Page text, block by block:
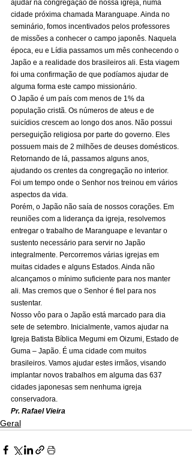
ajudar na congregação de nossa igreja, numa
cidade próxima chamada Maranguape. Ainda no
seminário, fomos incentivados pelos professores
de missões a conhecer o campo japonês. Naquela
época, eu e Lídia passamos um mês conhecendo o
Japão e a realidade dos brasileiros ali. Esta viagem
foi uma confirmação de que podíamos ajudar de
alguma forma este campo missionário.
O Japão é um país com menos de 1% da
população cristã. Os números de ateus e de
suicídios crescem ao longo dos anos. Não possui
perseguição religiosa por parte do governo. Eles
possuem mais de 2 milhões de deuses domésticos.
Retornando de lá, passamos alguns anos,
ajudando os crentes da congregação no interior.
Foi um tempo onde o Senhor nos treinou em vários
aspectos da vida.
Porém, o Japão não saía de nossos corações. Em
reuniões com a liderança da igreja, resolvemos
entregar o trabalho de Maranguape e levantar o
sustento necessário para servir no Japão
integralmente. Percorremos várias igrejas em
muitas cidades e alguns Estados. Ainda não
alcançamos o mínimo suficiente para nos manter
ali. Mas cremos que o Senhor é fiel para nos
sustentar.
Nosso vôo para o Japão está marcado para dia
sete de setembro. Inicialmente, vamos ajudar na
Igreja Batista Bíblica Megumi em Oizumi, Estado de
Guma – Japão. É uma cidade com muitos
brasileiros. Vamos ajudar estes irmãos, visando
implantar novos trabalhos em alguma das 637
cidades japonesas sem nenhuma igreja
conservadora.
Pr. Rafael Vieira
Geral